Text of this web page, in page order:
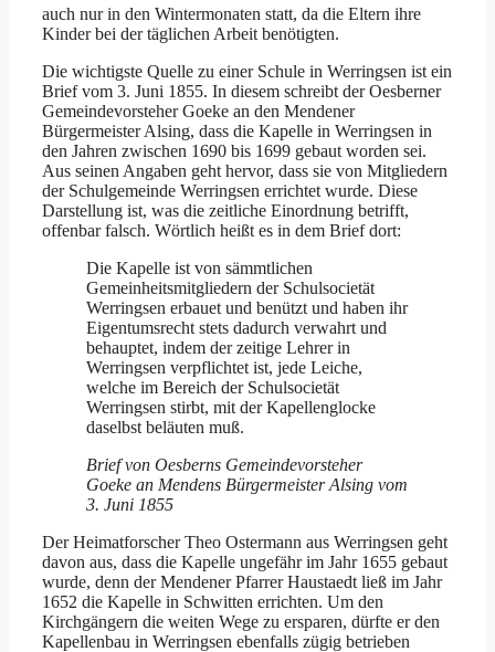
auch nur in den Wintermonaten statt, da die Eltern ihre
Kinder bei der täglichen Arbeit benötigten.
Die wichtigste Quelle zu einer Schule in Werringsen ist ein
Brief vom 3. Juni 1855. In diesem schreibt der Oesberner
Gemeindevorsteher Goeke an den Mendener
Bürgermeister Alsing, dass die Kapelle in Werringsen in
den Jahren zwischen 1690 bis 1699 gebaut worden sei.
Aus seinen Angaben geht hervor, dass sie von Mitgliedern
der Schulgemeinde Werringsen errichtet wurde. Diese
Darstellung ist, was die zeitliche Einordnung betrifft,
offenbar falsch. Wörtlich heißt es in dem Brief dort:
Die Kapelle ist von sämmtlichen
Gemeinheitsmitgliedern der Schulsocietät
Werringsen erbauet und benützt und haben ihr
Eigentumsrecht stets dadurch verwahrt und
behauptet, indem der zeitige Lehrer in
Werringsen verpflichtet ist, jede Leiche,
welche im Bereich der Schulsocietät
Werringsen stirbt, mit der Kapellenglocke
daselbst beläuten muß.
Brief von Oesberns Gemeindevorsteher
Goeke an Mendens Bürgermeister Alsing vom
3. Juni 1855
Der Heimatforscher Theo Ostermann aus Werringsen geht
davon aus, dass die Kapelle ungefähr im Jahr 1655 gebaut
wurde, denn der Mendener Pfarrer Haustaedt ließ im Jahr
1652 die Kapelle in Schwitten errichten. Um den
Kirchgängern die weiten Wege zu ersparen, dürfte er den
Kapellenbau in Werringsen ebenfalls zügig betrieben